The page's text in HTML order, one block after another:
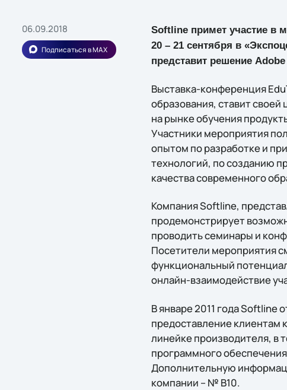
06.09.2018
Подписаться в MAX
Softline примет участие в
20 – 21 сентября в
представит решение
Выставка-конференция
образования, ставит
на рынке обучения
Участники мероприятия
опытом по разработке и
технологий, по созданию
качества современного
Компания Softline,
продемонстрирует
проводить семинары и
Посетители мероприятия
функциональный
онлайн-взаимодействие
В январе 2011 года Softline
предоставление клиентам
линейке производителя, в
программного
Дополнительную
компании – № B10.